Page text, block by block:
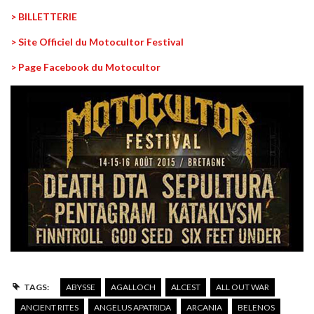
> BILLETTERIE
> Site Officiel du Motocultor Festival
> Page Facebook du Motocultor
TAGS: ABYSSE AGALLOCH ALCEST
ALL OUT WAR
ANCIENT RITES
ANGELUS APATRIDA ARCANIA BELENOS